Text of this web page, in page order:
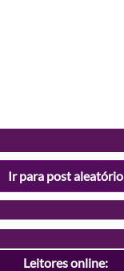
Ir para post aleatório
Leitores online: